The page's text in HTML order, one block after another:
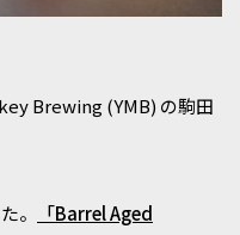
Brewing (YMB) の駒田
。
「Barrel Aged